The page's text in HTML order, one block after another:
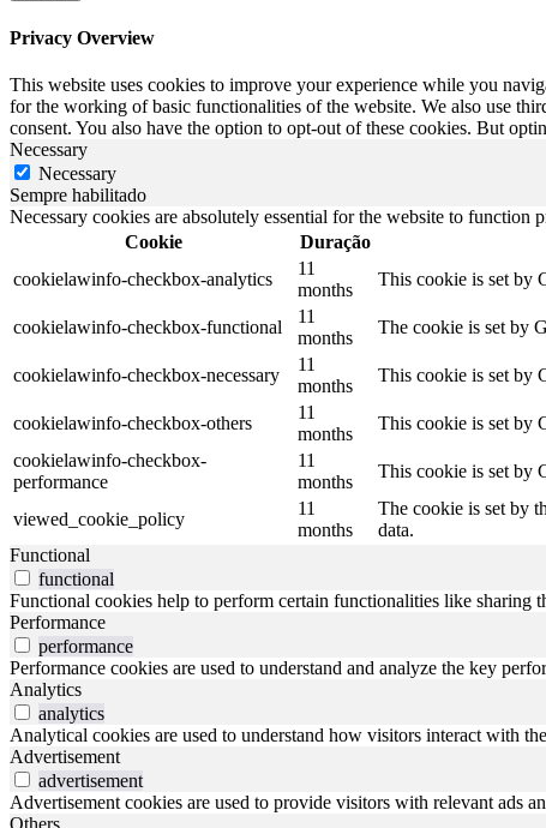
Privacy Overview
This website uses cookies to improve your experience while you
for the working of basic functionalities of the website. We also use
consent. You also have the option to opt-out of these cookies. But
Necessary
Necessary
Sempre habilitado
Necessary cookies are absolutely essential for the website to
Cookie
Duração
cookielawinfo-checkbox-analytics
11
months
This cookie is set by
cookielawinfo-checkbox-functional
11
months
The cookie is set by
cookielawinfo-checkbox-necessary
11
months
This cookie is set by
cookielawinfo-checkbox-others
11
months
This cookie is set by
cookielawinfo-checkbox-
performance
11
months
This cookie is set by
viewed_cookie_policy
11
months
The cookie is set by
data.
Functional
functional
Functional cookies help to perform certain functionalities like sharing
Performance
performance
Performance cookies are used to understand and analyze the key
Analytics
analytics
Analytical cookies are used to understand how visitors interact with
Advertisement
advertisement
Advertisement cookies are used to provide visitors with relevant ads
Others